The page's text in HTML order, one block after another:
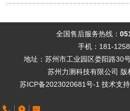
全国售后服务热线：
手机：181-
地址：苏州市工业园区娄阳路30
苏州力测科技有限公司 版
苏ICP备2023020681号-1 技术支持